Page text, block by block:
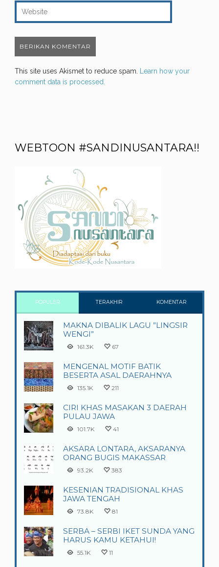
This site uses Akismet to reduce spam. Learn how your
comment data is processed.
WEBTOON #SANDINUSANTARA!!
POPULER TERAKHIR KOMENTAR
MAKNA DIBALIK LAGU ”LINGSIR
WENGI”
161.3K 67
MENGENAL MOTIF BATIK
BESERTA ASAL DAERAHNYA
135.1K 211
CIRI KHAS MASAKAN 3 DAERAH
PULAU JAWA
101.7K 41
AKSARA LONTARA, AKSARANYA
ORANG BUGIS MAKASSAR
93.2K 383
KESENIAN TRADISIONAL KHAS
JAWA TENGAH
73.8K 81
SERBA – SERBI IKET SUNDA YANG
HARUS KAMU KETAHUI!
55.1K 11